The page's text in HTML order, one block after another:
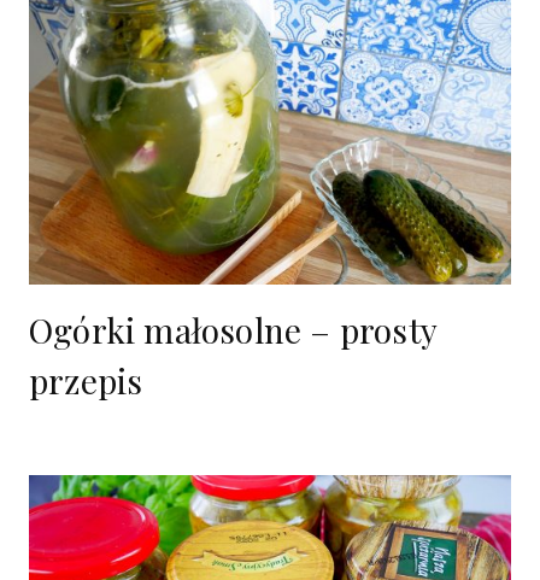
Ogórki małosolne – prosty
przepis